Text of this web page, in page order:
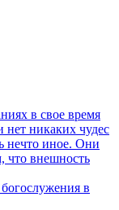
в свое время
нет никаких чудес
нечто иное. Они
что внешность
в